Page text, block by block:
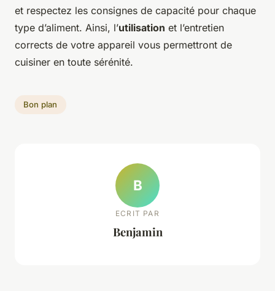
et respectez les consignes de capacité pour chaque
type d’aliment. Ainsi, l’utilisation et l’entretien
corrects de votre appareil vous permettront de
cuisiner en toute sérénité.
Bon plan
B
ECRIT PAR
Benjamin